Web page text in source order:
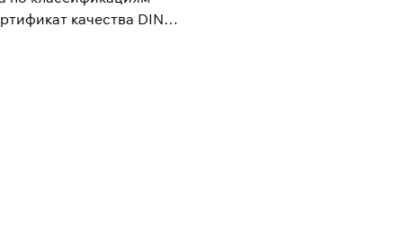
качества DIN
самые
с